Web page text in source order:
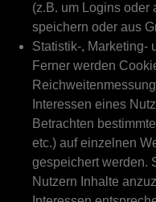
(z.B. um Logins oder
speichern oder aus
Statistik-, Marketing-
Ferner werden
Interessen eines
Betrachten
etc.) auf einzelnen
gespeichert werden.
Nutzern Inhalte